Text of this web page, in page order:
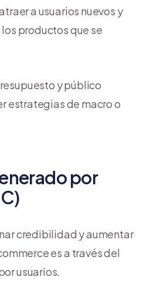
a usuarios nuevos y
productos que se
y público
estrategias de macro o
por
credibilidad y aumentar
es a través del
usuarios.